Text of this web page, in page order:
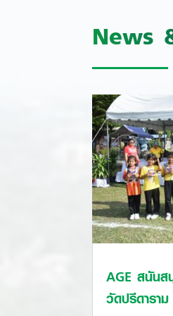
News
AGE สนันส
วัดปรีดารา